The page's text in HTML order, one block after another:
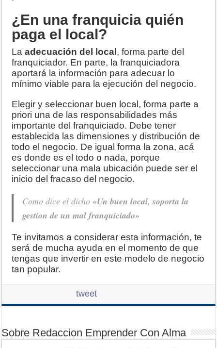
¿En una franquicia quién
paga el local?
Laadecuación del local, forma parte del
franquiciador. En parte, la franquiciadora
aportará la información para adecuar lo
mínimo viable para la ejecución del negocio.
Elegir y seleccionar buen local, forma parte a
priori una de las responsabilidades más
importante del franquiciado. Debe tener
establecida las dimensiones y distribución de
todo el negocio. De igual forma la zona, acá
es donde es el todo o nada, porque
seleccionar una mala ubicación puede ser el
inicio del fracaso del negocio.
Como dice el dicho«Un buen local, soporta la
gestion de un mal franquiciado»
Te invitamos a considerar esta información, te
será de mucha ayuda en el momento de que
tengas que invertir en este modelo de negocio
tan popular.
tweet
Sobre Redaccion Emprender Con Alma